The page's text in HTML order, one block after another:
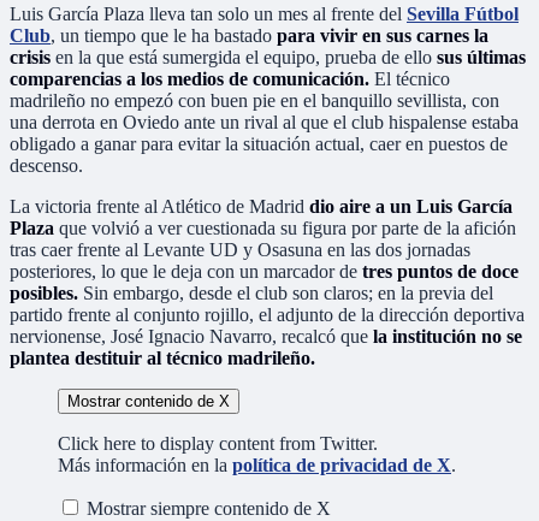
Luis García Plaza lleva tan solo un mes al frente del Sevilla Fútbol
Club, un tiempo que le ha bastado para vivir en sus carnes la
crisis en la que está sumergida el equipo, prueba de ello sus últimas
comparencias a los medios de comunicación. El técnico
madrileño no empezó con buen pie en el banquillo sevillista, con
una derrota en Oviedo ante un rival al que el club hispalense estaba
obligado a ganar para evitar la situación actual, caer en puestos de
descenso.
La victoria frente al Atlético de Madrid dio aire a un Luis García
Plaza que volvió a ver cuestionada su figura por parte de la afición
tras caer frente al Levante UD y Osasuna en las dos jornadas
posteriores, lo que le deja con un marcador de tres puntos de doce
posibles. Sin embargo, desde el club son claros; en la previa del
partido frente al conjunto rojillo, el adjunto de la dirección deportiva
nervionense, José Ignacio Navarro, recalcó que la institución no se
plantea destituir al técnico madrileño.
Mostrar contenido de X
Click here to display content from Twitter.
Más información en la política de privacidad de X.
Mostrar siempre contenido de X